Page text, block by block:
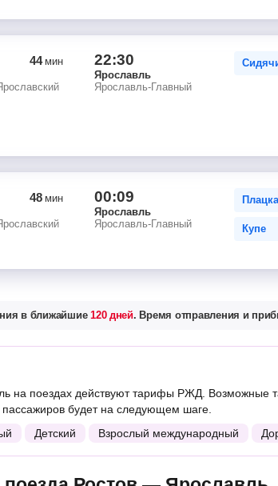
44мин
22:30
Ярославль
Ярославль-Главный
48мин
00:09
Ярославль
Ярославль-Главный
Купе
в ближайшие120 дней. Время отправления и
на поездах действуют тарифы РЖД. Возможные
будет на следующем шаге.
Детский Взрослый международный